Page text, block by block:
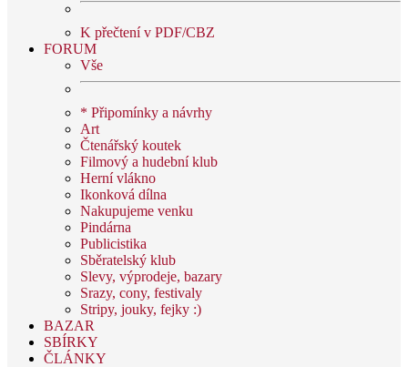
K přečtení v PDF/CBZ
FORUM
Vše
* Připomínky a návrhy
Art
Čtenářský koutek
Filmový a hudební klub
Herní vlákno
Ikonková dílna
Nakupujeme venku
Pindárna
Publicistika
Sběratelský klub
Slevy, výprodeje, bazary
Srazy, cony, festivaly
Stripy, jouky, fejky :)
BAZAR
SBÍRKY
ČLÁNKY